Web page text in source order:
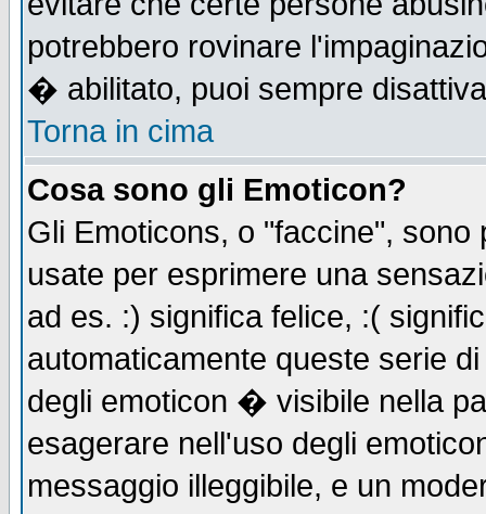
potrebbero rovinare
� abilitato, puoi sempre
Torna in cima
Cosa sono gli Emoticon?
Gli Emoticons, o "faccine",
usate per esprimere una
ad es. :) significa felice, :(
automaticamente queste serie
degli emoticon � visibile nella
esagerare nell'uso degli
messaggio illeggibile, e un